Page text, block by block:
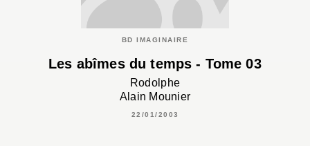
BD IMAGINAIRE
Les abîmes du temps - Tome 03
Rodolphe
Alain Mounier
22/01/2003